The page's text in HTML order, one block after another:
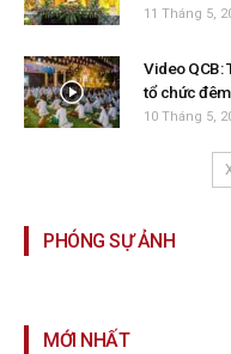
11 Tháng 5,
Video QCB:
tổ chức
10 Tháng 5,
PHÓNG SỰ ẢNH
MỚI NHẤT